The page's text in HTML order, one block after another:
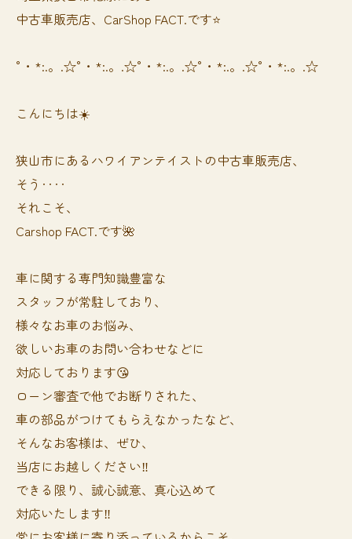
中古車販売店、CarShop FACT.です⭐️
°・*:.。.☆°・*:.。.☆°・*:.。.☆°・*:.。.☆°・*:.。.☆
こんにちは☀️
狭山市にあるハワイアンテイストの中古車販売店、
そう‥‥
それこそ、
Carshop FACT.です🌺
車に関する専門知識豊富な
スタッフが常駐しており、
様々なお車のお悩み、
欲しいお車のお問い合わせなどに
対応しております😘
ローン審査で他でお断りされた、
車の部品がつけてもらえなかったなど、
そんなお客様は、ぜひ、
当店にお越しください‼️
できる限り、誠心誠意、真心込めて
対応いたします‼️